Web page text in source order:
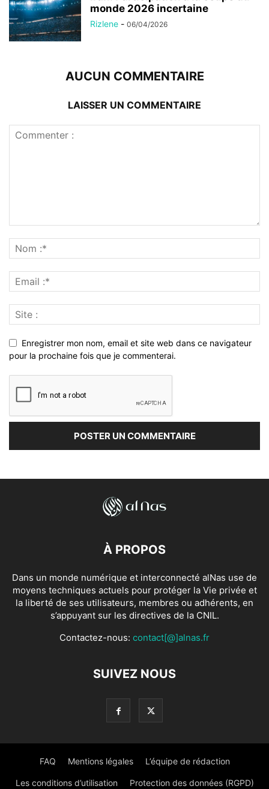
monde 2026 incertaine
Rizlene - 06/04/2026
AUCUN COMMENTAIRE
LAISSER UN COMMENTAIRE
Enregistrer mon nom, email et site web dans ce navigateur
pour la prochaine fois que je commenterai.
À PROPOS
Dans un monde numérique et interconnecté alNas use de
moyens techniques actuels pour protéger la Vie privée et
la liberté de ses utilisateurs, membres ou adhérents, en
s’appuyant sur les directives de la CNIL.
Contactez-nous: contact[@]alnas.fr
SUIVEZ NOUS
FAQ Mentions légales L’équipe de rédaction
Les conditions d’utilisation Protection des données (RGPD)